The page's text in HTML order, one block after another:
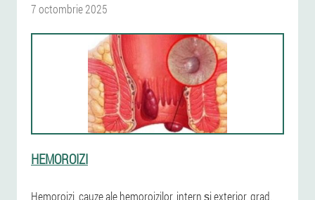
7 octombrie 2025
HEMOROIZI
Hemoroizi, cauze ale hemoroizilor, intern și exterior, grad,